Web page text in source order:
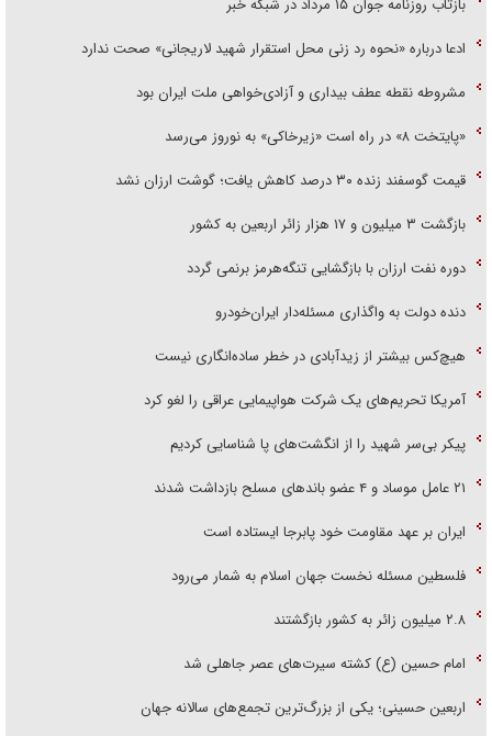
ادعا درباره «نحوه رد زنی محل استقرار شهید لاریجانی» صحت ندارد
مشروطه نقطه عطف بیداری و آزادی‌خواهی ملت ایران بود
«پایتخت ۸» در راه است «زیرخاکی» به نوروز می‌رسد
قیمت گوسفند زنده ۳۰ درصد کاهش یافت؛ گوشت ارزان نشد
بازگشت ۳ میلیون و ۱۷ هزار زائر اربعین به کشور
دوره نفت ارزان با بازگشایی تنگه‌هرمز برنمی گردد
دنده دولت به واگذاری مسئله‌دار ایران‌خودرو
هیچ‌کس بیشتر از زیدآبادی در خطر ساده‌انگاری نیست
آمریکا تحریم‌های یک شرکت هواپیمایی عراقی را لغو کرد
پیکر بی‌سر شهید را از انگشت‌های پا شناسایی کردیم
۲۱ عامل موساد و ۴ عضو باند‌های مسلح بازداشت شدند
ایران بر عهد مقاومت خود پابرجا ایستاده است
فلسطین مسئله نخست جهان اسلام به شمار می‌رود
۲.۸ میلیون زائر به کشور بازگشتند
امام حسین (ع) کشته سیرت‌های عصر جاهلی شد
اربعین حسینی؛ یکی از بزرگ‌ترین تجمع‌های سالانه جهان